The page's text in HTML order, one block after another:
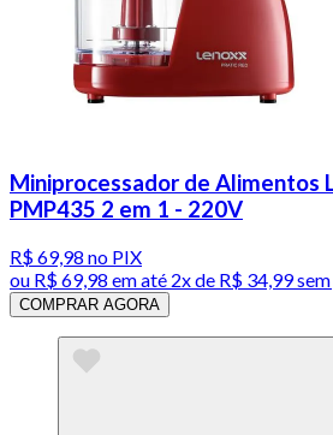
Miniprocessador de Alimentos
PMP435 2 em 1 - 220V
R$ 69,98 no PIX
ou R$ 69,98 em até 2x de R$ 34,99
COMPRAR AGORA